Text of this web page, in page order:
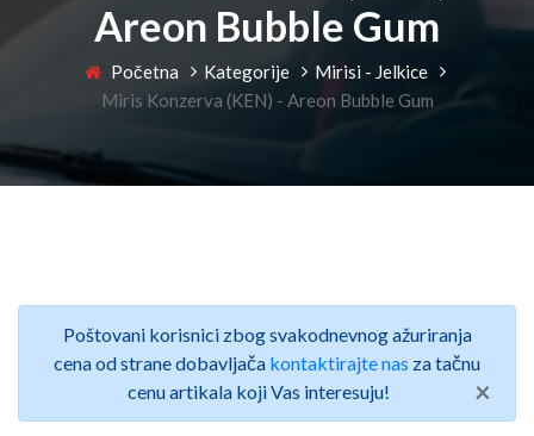
Areon Bubble Gum
Početna Kategorije
Mirisi - Jelkice
Miris Konzerva (KEN) - Areon Bubble Gum
Poštovani korisnici zbog svakodnevnog ažuriranja
cena od strane dobavljača kontaktirajte nas za tačnu
cenu artikala koji Vas interesuju!
×